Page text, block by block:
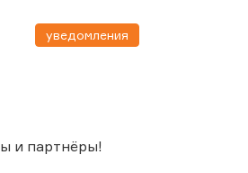
уведомления
и партнёры!